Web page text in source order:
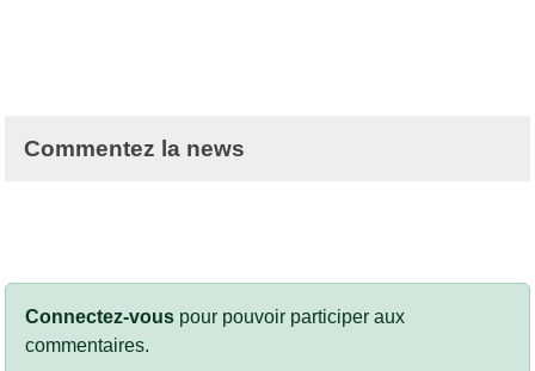
Commentez la news
Connectez-vous pour pouvoir participer aux
commentaires.